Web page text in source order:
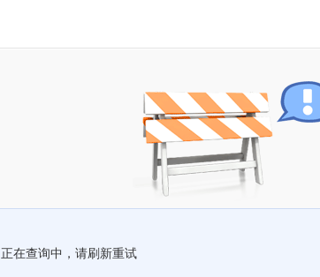
正在查询中，请刷新重试